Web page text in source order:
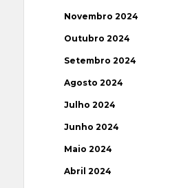
Novembro 2024
Outubro 2024
Setembro 2024
Agosto 2024
Julho 2024
Junho 2024
Maio 2024
Abril 2024